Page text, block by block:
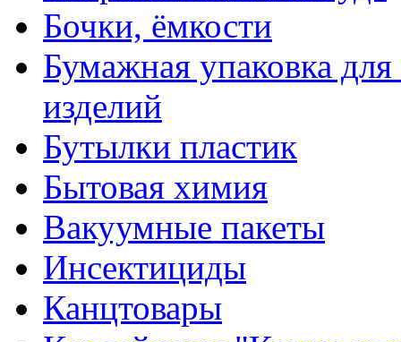
Бочки, ёмкости
Бумажная упаковка
изделий
Бутылки пластик
Бытовая химия
Вакуумные пакеты
Инсектициды
Канцтовары